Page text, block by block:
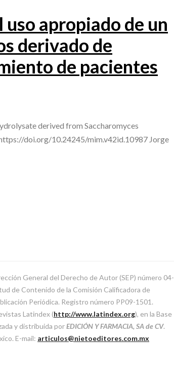
apropiado de un
derivado de
de pacientes
derived from Saccharomyces
doi.org/10.24245/mim.v42id.10987 Jorge
General del Derecho de Autor (SEP) número 04-
de Contenido de la Comisión Calificadora de
Periódica. Registro número PP09-1501.
Latindex (http://www.latindex.org), en la Base
y distribuida porEDICIÓN Y FARMACIA, SA de CV.
E-mail: articulos@nietoeditores.com.mx